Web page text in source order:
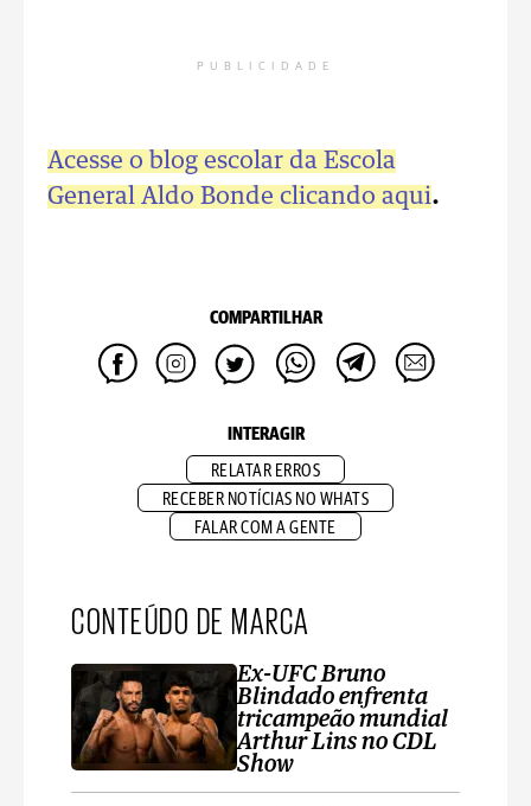
PUBLICIDADE
Acesse o blog escolar da Escola
General Aldo Bonde clicando aqui.
COMPARTILHAR
INTERAGIR
RELATAR ERROS
RECEBER NOTÍCIAS NO WHATS
FALAR COM A GENTE
CONTEÚDO DE MARCA
Ex-UFC Bruno
Blindado enfrenta
tricampeão mundial
Arthur Lins no CDL
Show